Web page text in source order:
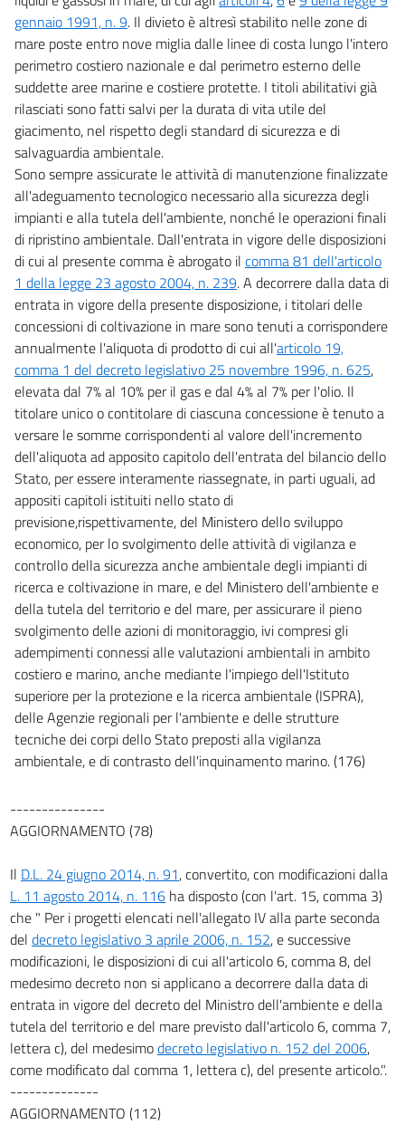
140
SEZIONE III
GESTIONE DELLE RISORSE IDRICHE
TITOLO I
PRINCIPI GENERALI E COMPETENZE
141
142
143
144
145
146
TITOLO II
SERVIZIO IDRICO INTEGRATO
147
148
149
149 bis
150
151
152
153
154
155
156
157
158
158 bis
TITOLO III
VIGILANZA, CONTROLLI E PARTECIPAZIONE
159
161
163
164
165
TITOLO IV
USI PRODUTTIVI DELLE RISORSE IDRICHE
166
166 bis
167
168
169
gennaio 1991, n. 9. Il divieto è altresì stabilito nelle zone di
mare poste entro nove miglia dalle linee di costa lungo l'intero
perimetro costiero nazionale e dal perimetro esterno delle
suddette aree marine e costiere protette. I titoli abilitativi già
rilasciati sono fatti salvi per la durata di vita utile del
giacimento, nel rispetto degli standard di sicurezza e di
salvaguardia ambientale.
Sono sempre assicurate le attività di manutenzione finalizzate
all'adeguamento tecnologico necessario alla sicurezza degli
impianti e alla tutela dell'ambiente, nonché le operazioni finali
di ripristino ambientale. Dall'entrata in vigore delle disposizioni
di cui al presente comma è abrogato il comma 81 dell'articolo
1 della legge 23 agosto 2004, n. 239. A decorrere dalla data di
entrata in vigore della presente disposizione, i titolari delle
concessioni di coltivazione in mare sono tenuti a corrispondere
annualmente l'aliquota di prodotto di cui all'articolo 19,
comma 1 del decreto legislativo 25 novembre 1996, n. 625,
elevata dal 7% al 10% per il gas e dal 4% al 7% per l'olio. Il
titolare unico o contitolare di ciascuna concessione è tenuto a
versare le somme corrispondenti al valore dell'incremento
dell'aliquota ad apposito capitolo dell'entrata del bilancio dello
Stato, per essere interamente riassegnate, in parti uguali, ad
appositi capitoli istituiti nello stato di
previsione,rispettivamente, del Ministero dello sviluppo
economico, per lo svolgimento delle attività di vigilanza e
controllo della sicurezza anche ambientale degli impianti di
ricerca e coltivazione in mare, e del Ministero dell'ambiente e
della tutela del territorio e del mare, per assicurare il pieno
svolgimento delle azioni di monitoraggio, ivi compresi gli
adempimenti connessi alle valutazioni ambientali in ambito
costiero e marino, anche mediante l'impiego dell'Istituto
superiore per la protezione e la ricerca ambientale (ISPRA),
delle Agenzie regionali per l'ambiente e delle strutture
tecniche dei corpi dello Stato preposti alla vigilanza
ambientale, e di contrasto dell'inquinamento marino. (176)
---------------
AGGIORNAMENTO (78)
Il D.L. 24 giugno 2014, n. 91, convertito, con modificazioni dalla
L. 11 agosto 2014, n. 116 ha disposto (con l'art. 15, comma 3)
che " Per i progetti elencati nell'allegato IV alla parte seconda
del decreto legislativo 3 aprile 2006, n. 152, e successive
modificazioni, le disposizioni di cui all'articolo 6, comma 8, del
medesimo decreto non si applicano a decorrere dalla data di
entrata in vigore del decreto del Ministro dell'ambiente e della
tutela del territorio e del mare previsto dall'articolo 6, comma 7,
lettera c), del medesimodecreto legislativo n. 152 del 2006,
come modificato dal comma 1, lettera c), del presente articolo.".
--------------
AGGIORNAMENTO (112)